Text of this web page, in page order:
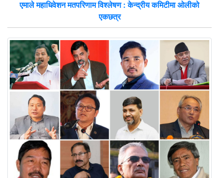
एमाले महाधिवेशन मतपरिणाम विश्लेषण : केन्द्रीय कमिटीमा ओलीको
एकछत्र